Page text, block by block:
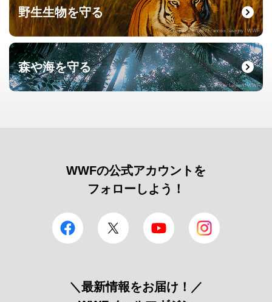
野生生物を守る
© naturepl.com / Francois Savigny / WWF
森や海を守る
© Roger Leguen / WWF
WWFの公式アカウントを
フォローしよう！
facebook Twitter YouTube
＼最新情報をお届け！／